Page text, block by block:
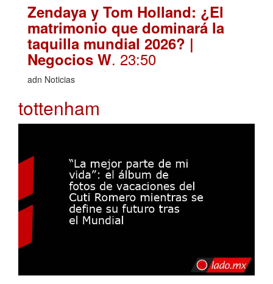
Zendaya y Tom Holland: ¿El
matrimonio que dominará la
taquilla mundial 2026? |
Negocios W. 23:50
adn Noticias
tottenham